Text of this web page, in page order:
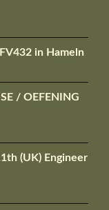
in Hameln
/ OEFENING
(UK) Engineer